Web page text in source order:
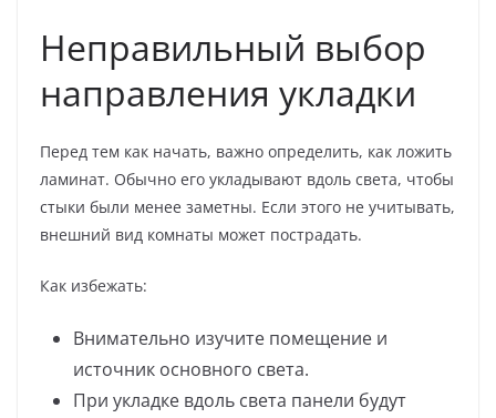
Неправильный выбор
направления укладки
Перед тем как начать, важно определить, как ложить
ламинат. Обычно его укладывают вдоль света, чтобы
стыки были менее заметны. Если этого не учитывать,
внешний вид комнаты может пострадать.
Как избежать:
Внимательно изучите помещение и
источник основного света.
При укладке вдоль света панели будут